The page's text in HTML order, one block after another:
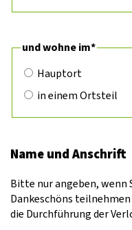
Pflichtfeld
und wohne im*
Hauptort
in einem Ortsteil
Name und Anschrift
Bitte nur angeben, wenn
Dankeschöns
die Durchführung der